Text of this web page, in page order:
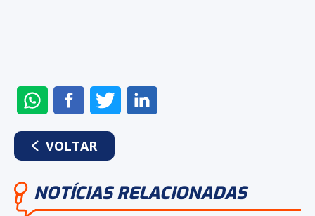
ENVIAR
NO
WHATSAPP
COMPARTILHAR
NO
FACEBOOK
COMPARTILHAR
NO
VOLTAR
NOTÍCIAS RELACIONADAS